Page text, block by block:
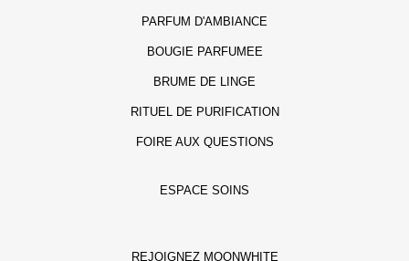
PARFUM D'AMBIANCE
BOUGIE PARFUMEE
BRUME DE LINGE
RITUEL DE PURIFICATION
FOIRE AUX QUESTIONS
ESPACE SOINS
REJOIGNEZ MOONWHITE